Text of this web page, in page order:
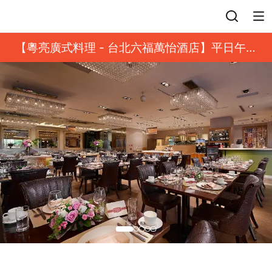
【粵亮廣式料理 - 台北六福萬怡酒店】平日午餐
8 折起｜靓港點套餐